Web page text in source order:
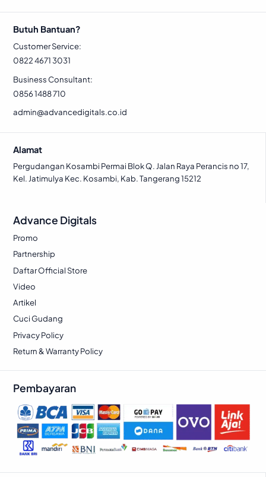
Butuh Bantuan?
Customer Service:
0822 4671 3031
Business Consultant:
0856 1488 710
admin@advancedigitals.co.id
Alamat
Pergudangan Kosambi Permai Blok Q. Jalan Raya Perancis no 17,
Kel. Jatimulya Kec. Kosambi, Kab. Tangerang 15212
Advance Digitals
Promo
Partnership
Daftar Official Store
Video
Artikel
Cuci Gudang
Privacy Policy
Return & Warranty Policy
Pembayaran